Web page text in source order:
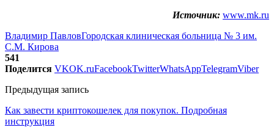
Источник: www.mk.ru
Владимир ПавловГородская клиническая больница № 3 им.
С.М. Кирова
541
Поделится VKOK.ruFacebookTwitterWhatsAppTelegramViber
Предыдущая запись
Как завести криптокошелек для покупок. Подробная
инструкция